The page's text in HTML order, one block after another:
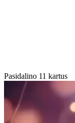
Pasidalino 11 kartus